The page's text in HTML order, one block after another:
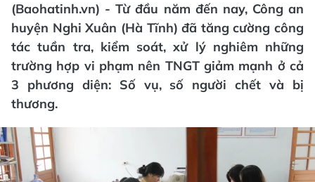
(Baohatinh.vn) - Từ đầu năm đến nay, Công an
huyện Nghi Xuân (Hà Tĩnh) đã tăng cường công
tác tuần tra, kiểm soát, xử lý nghiêm những
trường hợp vi phạm nên TNGT giảm mạnh ở cả
3 phương diện: Số vụ, số người chết và bị
thương.